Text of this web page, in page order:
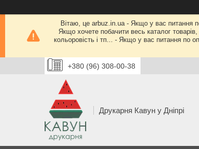
Вітаю, це arbuz.in.ua - Якщо у вас питання
Якщо хочете побачити весь каталог
кольоровість і тп... - Якщо у вас питання по
+380 (96) 308-00-38
Друкарня Кавун у Дніпрі